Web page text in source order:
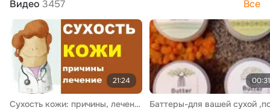
Видео 3457 Все
21:24
Сухость кожи: причины, лечение
00:31